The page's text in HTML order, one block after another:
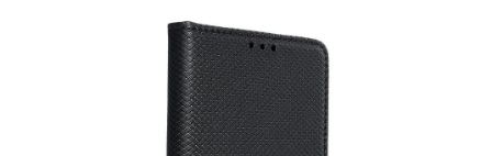
BATÉRIE DO MOBILOV